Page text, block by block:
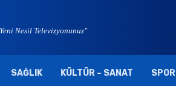
Nesil Televizyonunuz"
SAĞLIK KÜLTÜR – SANAT SPOR